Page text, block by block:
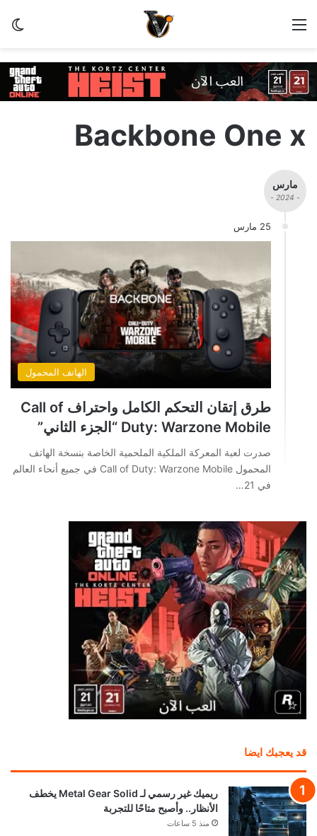
القائمة
Backbone One x
مارس
- 2024 -
25 مارس
الهاتف المحمول
طرق إتقان التحكم الكامل واحتراف Call of
Duty: Warzone Mobile “الجزء الثاني”
صدرت لعبة المعركة الملكية الملحمية الخاصة بنسخة الهاتف
المحمول Call of Duty: Warzone Mobile في جميع أنحاء العالم
في 21…
قد يعجبك ايضا
ريميك غير رسمي لـ Metal Gear Solid يخطف
الأنظار.. وأصبح متاحًا للتجربة
منذ 5 ساعات